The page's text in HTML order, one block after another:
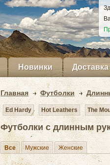
Новинки Доставка
Главная Футболки
Ed Hardy Hot Leathers The
Футболки с длинным
Все Мужские Женские